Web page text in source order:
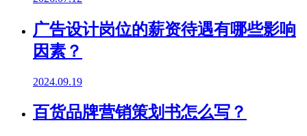
广告设计岗位的薪资待遇有哪些影响
因素？
2024.09.19
百货品牌营销策划书怎么写？